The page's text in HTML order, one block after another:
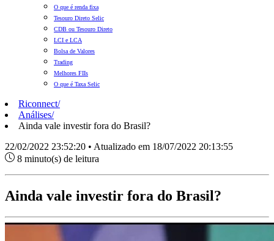
O que é renda fixa
Tesouro Direto Selic
CDB ou Tesouro Direto
LCI e LCA
Bolsa de Valores
Trading
Melhores FIIs
O que é Taxa Selic
Riconnect/
Análises/
Ainda vale investir fora do Brasil?
22/02/2022 23:52:20 • Atualizado em 18/07/2022 20:13:55
8 minuto(s) de leitura
Ainda vale investir fora do Brasil?